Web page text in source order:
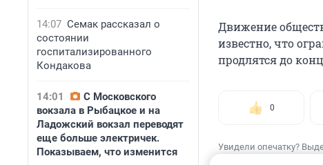
14:07 Семак рассказал о
состоянии
госпитализированного
Кондакова
14:01
С Московского
вокзала в Рыбацкое и на
Ладожский вокзал переводят
еще больше электричек.
Показываем, что изменится
Движение
известно, что
продлятся до
0
Увидели опечатку?